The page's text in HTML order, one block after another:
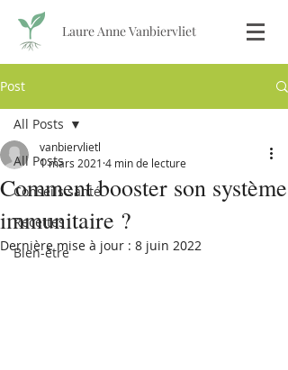
Laure Anne Vanbiervliet
Post
All Posts
Conseils santé
Recettes
Bien-être
All Posts
Comment booster son système
immunitaire ?
vanbiervlietl
1 mars 2021 4 min de lecture
Dernière mise à jour : 8 juin 2022